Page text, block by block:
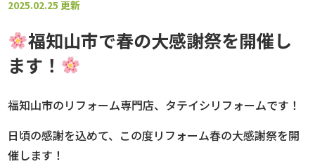
2025.02.25 更新
福知山市で春の大感謝祭を開催し
ます！
福知山市のリフォーム専門店、タテイシリフォームです！
日頃の感謝を込めて、この度リフォーム春の大感謝祭を開
催します！